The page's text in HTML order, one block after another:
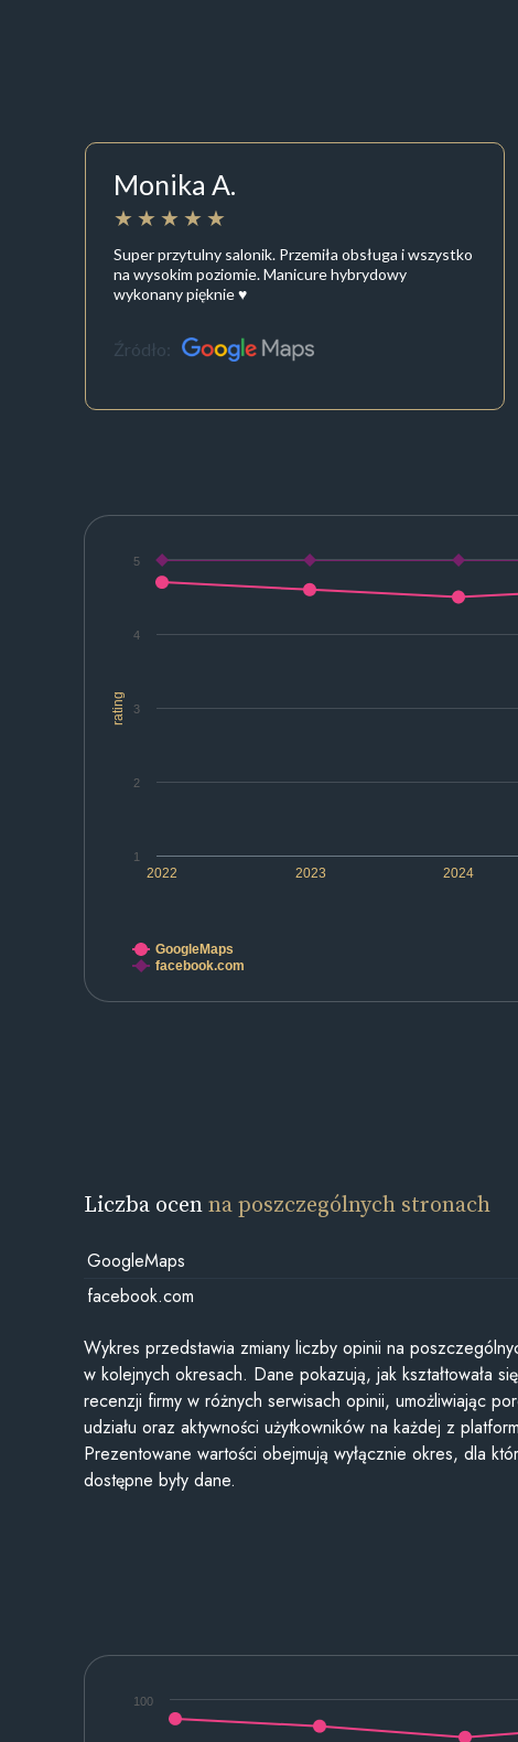
Monika A.
Super przytulny salonik. Przemiła obsługa i wszystko
na wysokim poziomie. Manicure hybrydowy
wykonany pięknie ♥️
Źródło:
rating
2022 2023 2024
1
2
3
4
5
GoogleMaps
facebook.com
Liczba ocenna poszczególnych stronach
GoogleMaps
facebook.com
Wykres przedstawia zmiany liczby opinii na
w kolejnych okresach. Dane pokazują, jak kształtowała
recenzji firmy w różnych serwisach opinii, umożliwiając
udziału oraz aktywności użytkowników na każdej z
Prezentowane wartości obejmują wyłącznie okres, dla
dostępne były dane.
100